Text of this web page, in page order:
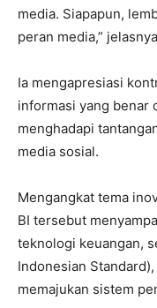
media. Siapapun,
peran media,”
Ia mengapresiasi
informasi yang benar
menghadapi
media sosial.
Mengangkat tema
BI tersebut
teknologi keuangan,
Indonesian
memajukan sistem